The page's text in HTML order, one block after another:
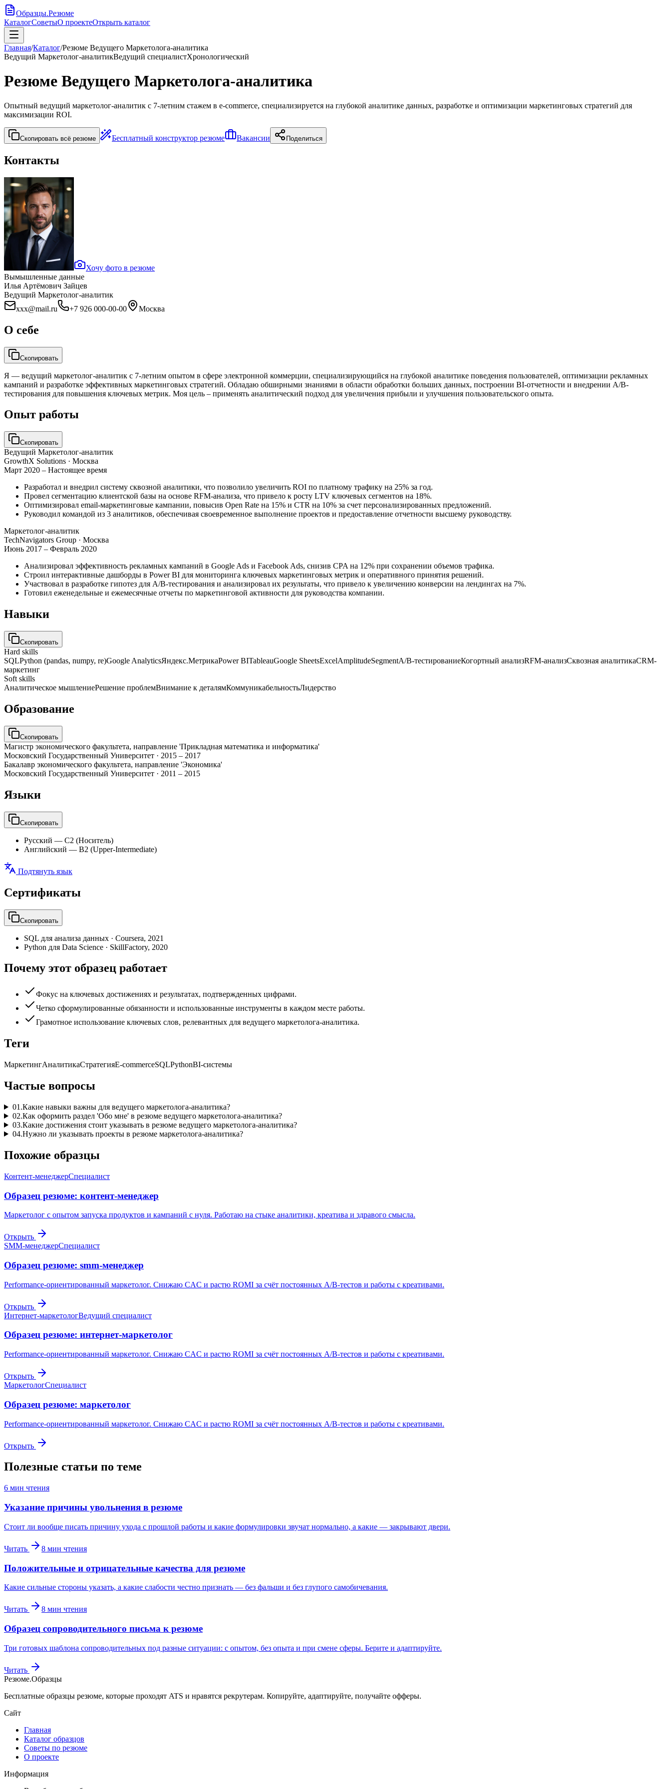
Образцы.Резюме
КаталогСоветыО проектеОткрыть каталог
Главная/Каталог/Резюме Ведущего Маркетолога-аналитика
Ведущий Маркетолог-аналитикВедущий специалистХронологический
Резюме Ведущего Маркетолога-аналитика
Опытный ведущий маркетолог-аналитик с 7-летним стажем в e-commerce, специализируется на глубокой аналитике данных, разработке и оптимизации маркетинговых стратегий для
максимизации ROI.
Скопировать всё резюме Бесплатный конструктор резюме Вакансии Поделиться
Контакты
Хочу фото в резюме
Вымышленные данные
Илья Артёмович Зайцев
Ведущий Маркетолог-аналитик
xxx@mail.ru
+7 926 000-00-00 Москва
О себе
Скопировать
Я — ведущий маркетолог-аналитик с 7-летним опытом в сфере электронной коммерции, специализирующийся на глубокой аналитике поведения пользователей, оптимизации рекламных
кампаний и разработке эффективных маркетинговых стратегий. Обладаю обширными знаниями в области обработки больших данных, построении BI-отчетности и внедрении A/B-
тестирования для повышения ключевых метрик. Моя цель – применять аналитический подход для увеличения прибыли и улучшения пользовательского опыта.
Опыт работы
Скопировать
Ведущий Маркетолог-аналитик
GrowthX Solutions · Москва
Март 2020 – Настоящее время
Разработал и внедрил систему сквозной аналитики, что позволило увеличить ROI по платному трафику на 25% за год.
Провел сегментацию клиентской базы на основе RFM-анализа, что привело к росту LTV ключевых сегментов на 18%.
Оптимизировал email-маркетинговые кампании, повысив Open Rate на 15% и CTR на 10% за счет персонализированных предложений.
Руководил командой из 3 аналитиков, обеспечивая своевременное выполнение проектов и предоставление отчетности высшему руководству.
Маркетолог-аналитик
TechNavigators Group · Москва
Июнь 2017 – Февраль 2020
Анализировал эффективность рекламных кампаний в Google Ads и Facebook Ads, снизив CPA на 12% при сохранении объемов трафика.
Строил интерактивные дашборды в Power BI для мониторинга ключевых маркетинговых метрик и оперативного принятия решений.
Участвовал в разработке гипотез для A/B-тестирования и анализировал их результаты, что привело к увеличению конверсии на лендингах на 7%.
Готовил еженедельные и ежемесячные отчеты по маркетинговой активности для руководства компании.
Навыки
Скопировать
Hard skills
SQLPython (pandas, numpy, re)Google AnalyticsЯндекс.МетрикаPower BITableauGoogle SheetsExcelAmplitudeSegmentA/B-тестированиеКогортный анализRFM-анализСквозная аналитикаCRM-
маркетинг
Soft skills
Аналитическое мышлениеРешение проблемВнимание к деталямКоммуникабельностьЛидерство
Образование
Скопировать
Магистр экономического факультета, направление 'Прикладная математика и информатика'
Московский Государственный Университет · 2015 – 2017
Бакалавр экономического факультета, направление 'Экономика'
Московский Государственный Университет · 2011 – 2015
Языки
Скопировать
Русский — C2 (Носитель)
Английский — B2 (Upper-Intermediate)
Подтянуть язык
Сертификаты
Скопировать
SQL для анализа данных · Coursera, 2021
Python для Data Science · SkillFactory, 2020
Почему этот образец работает
Фокус на ключевых достижениях и результатах, подтвержденных цифрами.
Четко сформулированные обязанности и использованные инструменты в каждом месте работы.
Грамотное использование ключевых слов, релевантных для ведущего маркетолога-аналитика.
Теги
МаркетингАналитикаСтратегияE-commerceSQLPythonBI-системы
Частые вопросы
01 .Какие навыки важны для ведущего маркетолога-аналитика?
02.Как оформить раздел 'Обо мне' в резюме ведущего маркетолога-аналитика?
03.Какие достижения стоит указывать в резюме ведущего маркетолога-аналитика?
04.Нужно ли указывать проекты в резюме маркетолога-аналитика?
Похожие образцы
Контент-менеджерСпециалист
Образец резюме: контент-менеджер
Маркетолог с опытом запуска продуктов и кампаний с нуля. Работаю на стыке аналитики, креатива и здравого смысла.
Открыть
SMM-менеджерСпециалист
Образец резюме: smm-менеджер
Performance-ориентированный маркетолог. Снижаю CAC и растю ROMI за счёт постоянных A/B-тестов и работы с креативами.
Открыть
Интернет-маркетологВедущий специалист
Образец резюме: интернет-маркетолог
Performance-ориентированный маркетолог. Снижаю CAC и растю ROMI за счёт постоянных A/B-тестов и работы с креативами.
Открыть
МаркетологСпециалист
Образец резюме: маркетолог
Performance-ориентированный маркетолог. Снижаю CAC и растю ROMI за счёт постоянных A/B-тестов и работы с креативами.
Открыть
Полезные статьи по теме
6 мин чтения
Указание причины увольнения в резюме
Стоит ли вообще писать причину ухода с прошлой работы и какие формулировки звучат нормально, а какие — закрывают двери.
Читать 8 мин чтения
Положительные и отрицательные качества для резюме
Какие сильные стороны указать, а какие слабости честно признать — без фальши и без глупого самобичевания.
Читать 8 мин чтения
Образец сопроводительного письма к резюме
Три готовых шаблона сопроводительных под разные ситуации: с опытом, без опыта и при смене сферы. Берите и адаптируйте.
Читать
Резюме.Образцы
Бесплатные образцы резюме, которые проходят ATS и нравятся рекрутерам. Копируйте, адаптируйте, получайте офферы.
Сайт
Главная
Каталог образцов
Советы по резюме
О проекте
Информация